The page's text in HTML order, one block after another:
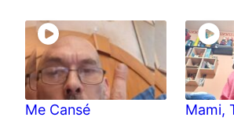
Me Cansé
Mami,